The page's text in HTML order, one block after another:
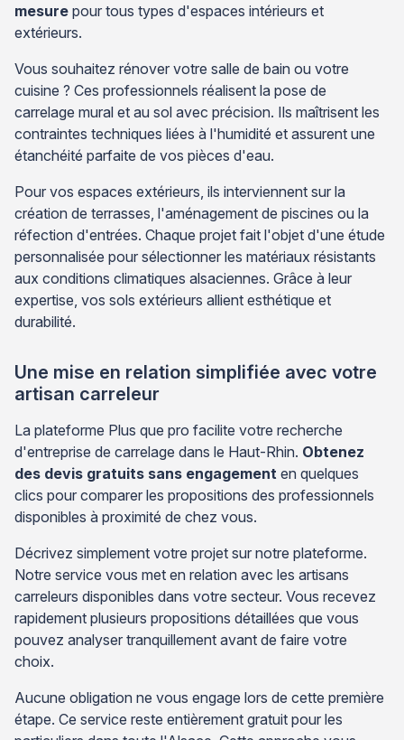
mesure pour tous types d'espaces intérieurs et
extérieurs.
Vous souhaitez rénover votre salle de bain ou votre
cuisine ? Ces professionnels réalisent la pose de
carrelage mural et au sol avec précision. Ils maîtrisent les
contraintes techniques liées à l'humidité et assurent une
étanchéité parfaite de vos pièces d'eau.
Pour vos espaces extérieurs, ils interviennent sur la
création de terrasses, l'aménagement de piscines ou la
réfection d'entrées. Chaque projet fait l'objet d'une étude
personnalisée pour sélectionner les matériaux résistants
aux conditions climatiques alsaciennes. Grâce à leur
expertise, vos sols extérieurs allient esthétique et
durabilité.
Une mise en relation simplifiée avec votre
artisan carreleur
La plateforme Plus que pro facilite votre recherche
d'entreprise de carrelage dans le Haut-Rhin. Obtenez
des devis gratuits sans engagement en quelques
clics pour comparer les propositions des professionnels
disponibles à proximité de chez vous.
Décrivez simplement votre projet sur notre plateforme.
Notre service vous met en relation avec les artisans
carreleurs disponibles dans votre secteur. Vous recevez
rapidement plusieurs propositions détaillées que vous
pouvez analyser tranquillement avant de faire votre
choix.
Aucune obligation ne vous engage lors de cette première
étape. Ce service reste entièrement gratuit pour les